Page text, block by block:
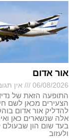
אור אדום
06/08/2026 אין
התופעה הזאת של
הצעירים מכאן לשם
להדליק אור אדום
אלה שנשארים כאן
בעד שום הון שבעולם
ולעזוב